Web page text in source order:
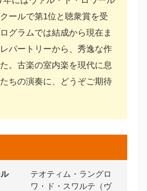
ールで第1位と聴衆賞を受
グラムでは結成から現在ま
パートリーから、秀逸な作
。古楽の室内楽を現代に息
ちの演奏に、どうぞご期待
テオティム・ラングロ
ワ・ド・スワルテ（ヴ